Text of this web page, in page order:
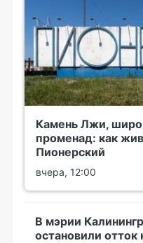
Камень Лжи,
променад: как
Пионерский
вчера, 12:00
В мэрии
остановили отток